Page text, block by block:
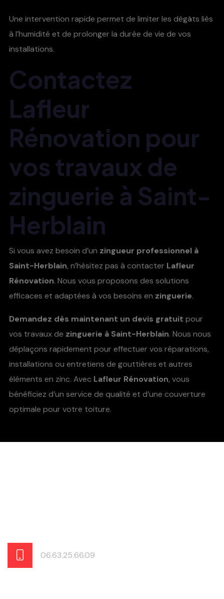
Une intervention rapide permet de limiter les dégâts liés
à l’humidité et de prolonger la durée de vie de vos
installations.
Contactez
Lafleur
Rénovation pour
vos travaux de
zinguerie à Saint-
Herblain
Si vous avez besoin d’un zingueur professionnel à
Saint-Herblain, n’hésitez pas à contacter Lafleur
Rénovation. Nous vous proposons des solutions
efficaces et adaptées à vos besoins en zinguerie.
Demandez dès maintenant un devis gratuit pour
vos travaux de zinguerie à Saint-Herblain. Nous nous
déplaçons rapidement pour effectuer vos réparations,
installations ou entretiens de gouttières et autres
éléments en zinc. Avec Lafleur Rénovation, vous
bénéficiez d’un service de qualité et d’une couverture
optimale pour votre toiture.
06.63.25.66.09